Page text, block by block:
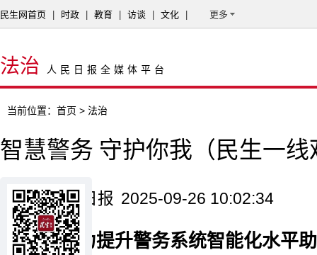
民生网首页 时政 教育 访谈 文化 更多
法治 人民日报全媒体平台
当前位置： 首页 > 法治
智慧警务 守护你我（民生一线
来源：人民日报 2025-09-26 10:02:34
多地着力提升警务系统智能化水平